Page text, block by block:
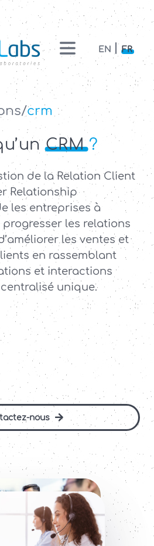
EN FR
Accueil
rejoindre
crm
CRM ?
de la Relation Client
Relationship
les entreprises à
les relations
les ventes et
en rassemblant
et interactions
unique.
nous